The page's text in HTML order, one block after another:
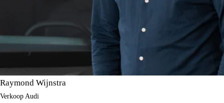
Raymond Wijnstra
Verkoop Audi